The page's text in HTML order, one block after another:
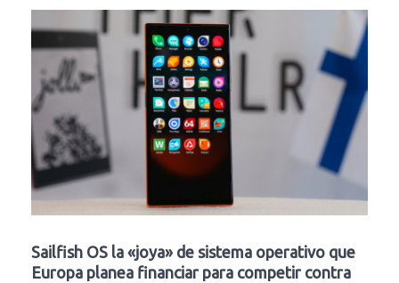
Sailfish OS la «joya» de sistema operativo que
Europa planea financiar para competir contra